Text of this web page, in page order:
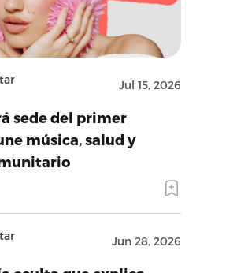
Jul 15, 2026
sede del primer
música, salud y
Jun 28, 2026